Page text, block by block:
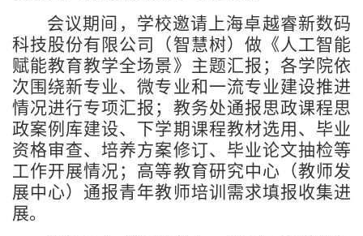
会议期间，学校邀请 上海卓越睿新数码
科技股份有限公司
（ 智慧树）做《人工智能
赋能教育教学全场景》主题汇报；各学院依
次围绕新专业、微专业和一流专业建设推进
情况进行专项汇报；教务处通报思政课程思
政案例库建设、下学期课程教材选用、毕业
资格审查、培养方案修订、毕业论文抽检等
工作开展情况； 高等教育研究中心（教师发
展中心）通报青年教师培训需求填报收集进
展。